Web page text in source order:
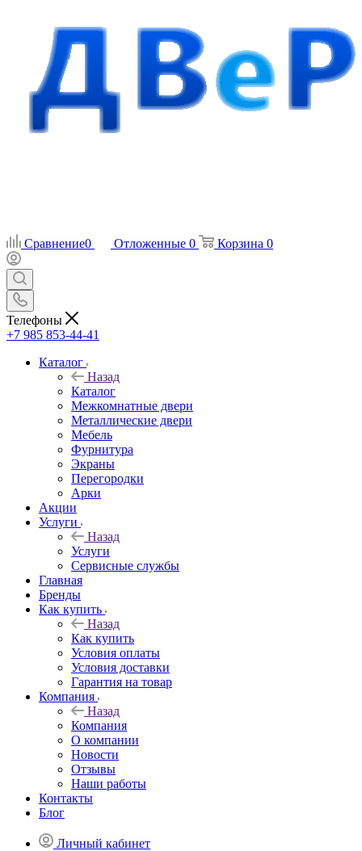
Сравнение0 Отложенные 0 Корзина 0
Телефоны
+7 985 853-44-41
Каталог
Назад
Каталог
Межкомнатные двери
Металлические двери
Мебель
Фурнитура
Экраны
Перегородки
Арки
Акции
Услуги
Назад
Услуги
Сервисные службы
Главная
Бренды
Как купить
Назад
Как купить
Условия оплаты
Условия доставки
Гарантия на товар
Компания
Назад
Компания
О компании
Новости
Отзывы
Наши работы
Контакты
Блог
Личный кабинет